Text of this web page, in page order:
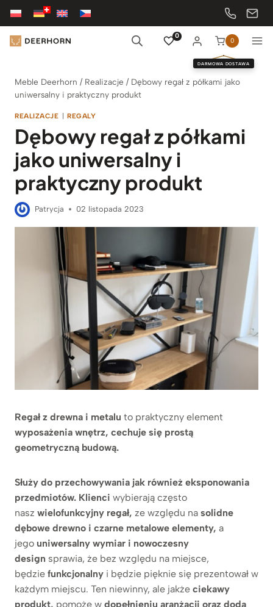
Przejdź
treści
0
0
DARMOWA DOSTAWA
Meble Deerhorn / Realizacje / Dębowy regał z półkami jako
uniwersalny i praktyczny produkt
REALIZACJE | REGALY
Dębowy regał z półkami
jako uniwersalny i
praktyczny produkt
Patrycja 02 listopada 2023
Regał z drewna i metalu to praktyczny element
wyposażenia wnętrz, cechuje się prostą
geometryczną budową.
Służy do przechowywania jak również eksponowania
przedmiotów. Klienci wybierają często
nasz wielofunkcyjny regał, ze względu na solidne
dębowe drewno i czarne metalowe elementy, a
jego uniwersalny wymiar i nowoczesny
design sprawia, że bez względu na miejsce,
będzie funkcjonalny i będzie pięknie się prezentował w
każdym miejscu. Ten niewinny, ale jakże ciekawy
produkt, pomoże w dopełnieniu aranżacji oraz doda